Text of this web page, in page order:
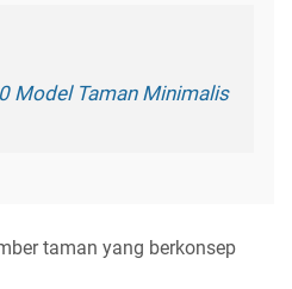
Model Taman Minimalis
taman yang berkonsep